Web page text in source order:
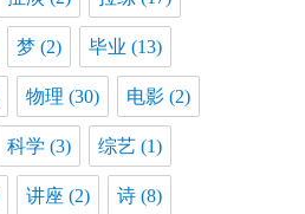
梦 (2) 毕业 (13)
物理 (30) 电影 (2)
科学 (3) 综艺 (1)
讲座 (2) 诗 (8)